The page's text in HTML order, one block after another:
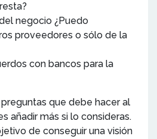
negocio ¿Puedo
proveedores o sólo de la
con bancos para la
que debe hacer al
añadir más si lo consideras.
de conseguir una visión